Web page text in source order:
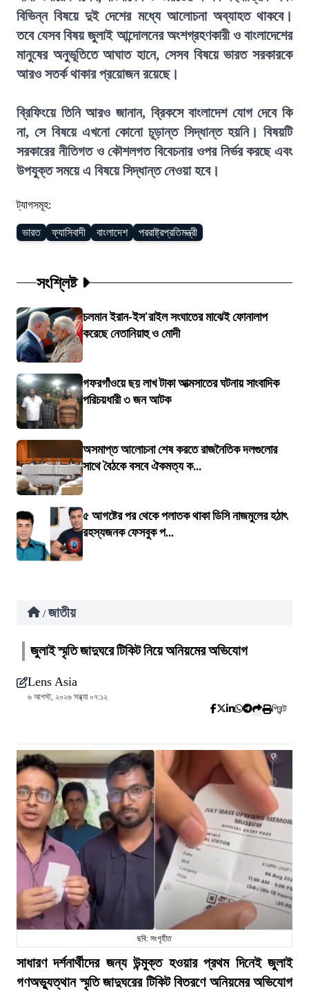
বিভিন্ন বিষয়ে দুই দেশের মধ্যে আলোচনা অব্যাহত থাকবে।
তবে যেসব বিষয় জুলাই আন্দোলনের অংশগ্রহণকারী ও বাংলাদেশের
মানুষের অনুভূতিতে আঘাত হানে, সেসব বিষয়ে ভারত সরকারকে
আরও সতর্ক থাকার প্রয়োজন রয়েছে।
ব্রিফিংয়ে তিনি আরও জানান, ব্রিকসে বাংলাদেশ যোগ দেবে কি
না, সে বিষয়ে এখনো কোনো চূড়ান্ত সিদ্ধান্ত হয়নি। বিষয়টি
সরকারের নীতিগত ও কৌশলগত বিবেচনার ওপর নির্ভর করছে এবং
উপযুক্ত সময়ে এ বিষয়ে সিদ্ধান্ত নেওয়া হবে।
ট্যাগসমূহ:
ভারত ফ্যাসিবাদী বাংলাদেশ পররাষ্ট্রপ্রতিমন্ত্রী
সংশ্লিষ্ট
চলমান ইরান-ইস'রাইল সংঘাতের মাঝেই ফোনালাপ
করেছে নেতানিয়াহু ও মোদী
গফরগাঁওয়ে ছয় লাখ টাকা আত্মসাতের ঘটনায় সাংবাদিক
পরিচয়ধারী ৩ জন আটক
অসমাপ্ত আলোচনা শেষ করতে রাজনৈতিক দলগুলোর
সাথে বৈঠকে বসবে ঐকমত্য ক...
৫ আগষ্টের পর থেকে পলাতক থাকা ডিসি নাজমুলের হঠাৎ
রহস্যজনক ফেসবুক প...
/ জাতীয়
জুলাই স্মৃতি জাদুঘরে টিকিট নিয়ে অনিয়মের অভিযোগ
Lens Asia
৬ আগস্ট, ২০২৬ সন্ধ্যা ০৭:১২
প্রিন্ট
ছবি: সংগৃহীত
সাধারণ দর্শনার্থীদের জন্য উন্মুক্ত হওয়ার প্রথম দিনেই জুলাই
গণঅভ্যুত্থান স্মৃতি জাদুঘরের টিকিট বিতরণে অনিয়মের অভিযোগ